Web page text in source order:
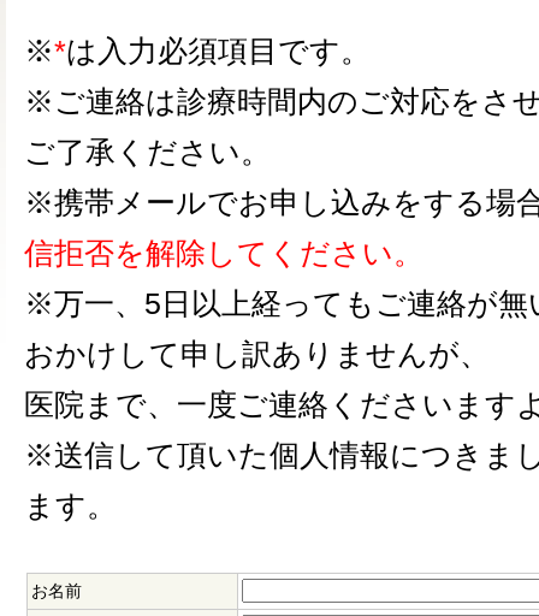
※*は入力必須項目です。
※ご連絡は診療時間内のご対応をさ
ご了承ください。
※携帯メールでお申し込みをする場
信拒否を解除してください。
※万一、5日以上経ってもご連絡が
おかけして申し訳ありませんが、
医院まで、一度ご連絡くださいます
※送信して頂いた個人情報につきま
ます。
お名前